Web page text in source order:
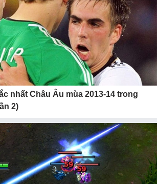
nhất Châu Âu mùa 2013-14 trong
2)